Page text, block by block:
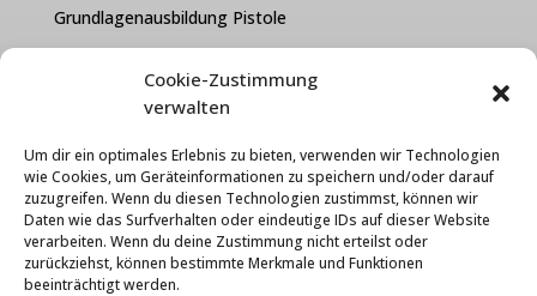
Cookie-Zustimmung
verwalten
Um dir ein optimales Erlebnis zu bieten, verwenden wir Technologien
wie Cookies, um Geräteinformationen zu speichern und/oder darauf
zuzugreifen. Wenn du diesen Technologien zustimmst, können wir
Daten wie das Surfverhalten oder eindeutige IDs auf dieser Website
verarbeiten. Wenn du deine Zustimmung nicht erteilst oder
zurückziehst, können bestimmte Merkmale und Funktionen
beeinträchtigt werden.
Grundlagenausbildung Pistole
Über uns
Kontakt
Karriere